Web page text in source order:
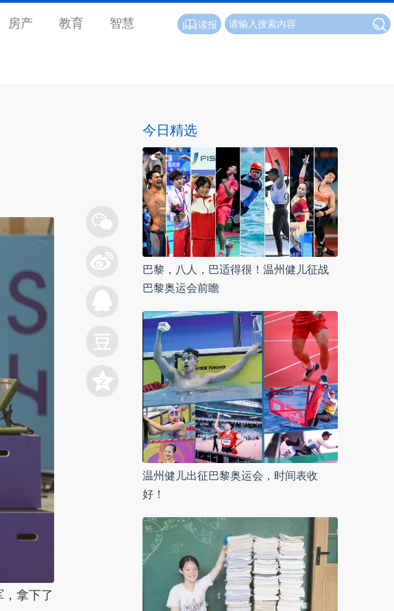
房产 教育 智慧 读报
拿下了
今日精选
巴黎，八人，巴适得很！温州健儿征战
巴黎奥运会前瞻
温州健儿出征巴黎奥运会，时间表收
好！